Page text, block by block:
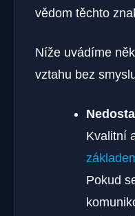
vědom těchto
Níže uvádíme
vztahu bez
Kvalitní
Pokud